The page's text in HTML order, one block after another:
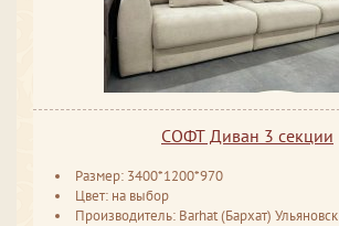
СОФТ Диван 3 секции
Размер: 3400*1200*970
Цвет: на выбор
Производитель: Barhat (Бархат) Ульяновск